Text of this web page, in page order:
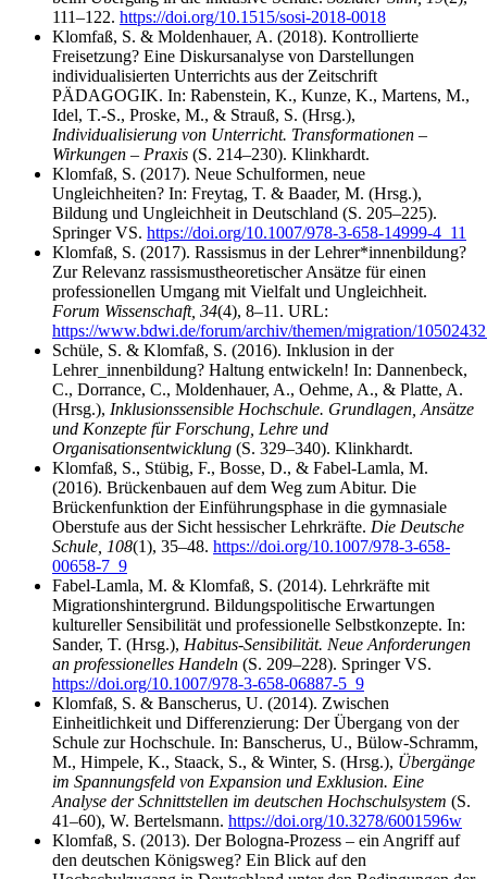
111–122. https://doi.org/10.1515/sosi-2018-0018
Klomfaß, S. & Moldenhauer, A. (2018). Kontrollierte
Freisetzung? Eine Diskursanalyse von Darstellungen
individualisierten Unterrichts aus der Zeitschrift
PÄDAGOGIK. In: Rabenstein, K., Kunze, K., Martens, M.,
Idel, T.-S., Proske, M., & Strauß, S. (Hrsg.),
Individualisierung von Unterricht. Transformationen –
Wirkungen – Praxis (S. 214–230). Klinkhardt.
Klomfaß, S. (2017). Neue Schulformen, neue
Ungleichheiten? In: Freytag, T. & Baader, M. (Hrsg.),
Bildung und Ungleichheit in Deutschland (S. 205–225).
Springer VS. https://doi.org/10.1007/978-3-658-14999-4_11
Klomfaß, S. (2017). Rassismus in der Lehrer*innenbildung?
Zur Relevanz rassismustheoretischer Ansätze für einen
professionellen Umgang mit Vielfalt und Ungleichheit.
Forum Wissenschaft, 34(4), 8–11. URL:
https://www.bdwi.de/forum/archiv/themen/migration/
Schüle, S. & Klomfaß, S. (2016). Inklusion in der
Lehrer_innenbildung? Haltung entwickeln! In: Dannenbeck,
C., Dorrance, C., Moldenhauer, A., Oehme, A., & Platte, A.
(Hrsg.), Inklusionssensible Hochschule. Grundlagen, Ansätze
und Konzepte für Forschung, Lehre und
Organisationsentwicklung (S. 329–340). Klinkhardt.
Klomfaß, S., Stübig, F., Bosse, D., & Fabel-Lamla, M.
(2016). Brückenbauen auf dem Weg zum Abitur. Die
Brückenfunktion der Einführungsphase in die gymnasiale
Oberstufe aus der Sicht hessischer Lehrkräfte. Die Deutsche
Schule, 108(1), 35–48. https://doi.org/10.1007/978-3-658-
00658-7_9
Fabel-Lamla, M. & Klomfaß, S. (2014). Lehrkräfte mit
Migrationshintergrund. Bildungspolitische Erwartungen
kultureller Sensibilität und professionelle Selbstkonzepte. In:
Sander, T. (Hrsg.), Habitus-Sensibilität. Neue Anforderungen
an professionelles Handeln (S. 209–228). Springer VS.
https://doi.org/10.1007/978-3-658-06887-5_9
Klomfaß, S. & Banscherus, U. (2014). Zwischen
Einheitlichkeit und Differenzierung: Der Übergang von der
Schule zur Hochschule. In: Banscherus, U., Bülow-Schramm,
M., Himpele, K., Staack, S., & Winter, S. (Hrsg.), Übergänge
im Spannungsfeld von Expansion und Exklusion. Eine
Analyse der Schnittstellen im deutschen Hochschulsystem (S.
41–60), W. Bertelsmann. https://doi.org/10.3278/6001596w
Klomfaß, S. (2013). Der Bologna-Prozess – ein Angriff auf
den deutschen Königsweg? Ein Blick auf den